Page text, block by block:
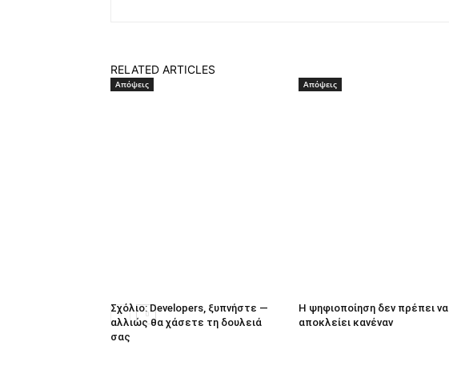
RELATED ARTICLES
Απόψεις
Σχόλιο: Developers, ξυπνήστε —
αλλιώς θα χάσετε τη δουλειά
σας
Απόψεις
Η ψηφιοποίηση δεν πρέπει να
αποκλείει κανέναν